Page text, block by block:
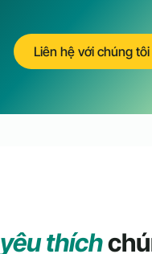
Liên hệ với chúng tôi
yêu thích